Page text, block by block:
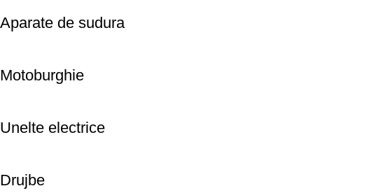
Aparate de sudura
Motoburghie
Unelte electrice
Drujbe